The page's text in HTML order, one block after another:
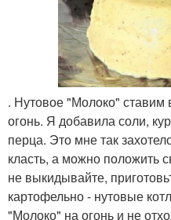
. Нутовое "Молоко" ставим
огонь. Я добавила соли,
перца. Это мне так
класть, а можно
не выкидывайте,
картофельно - нутовые
"Молоко" на огонь и не